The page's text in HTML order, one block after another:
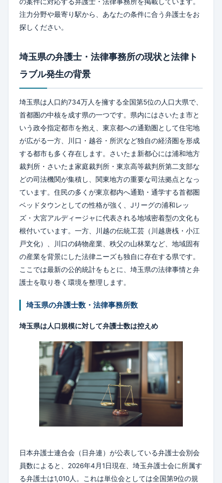
注力分野や最寄り駅から、あなたの条件に合う弁護士をお
探しください。
埼玉県の弁護士・法律事務所の現状と法律ト
ラブル発生の背景
埼玉県は人口約734万人を擁する全国第5位の人口大県で、
首都圏の中核を成す県の一つです。県内にはさいたま市と
いう政令指定都市を抱え、東京都への通勤圏として住宅地
が広がる一方、川口・越谷・所沢など独自の経済圏を形成
する都市も多く存在します。さいたま新都心には浦和地方
裁判所・さいたま家庭裁判所・東京高等裁判所第二支部な
どの司法機関が集積し、関東地方の重要な司法拠点となっ
ています。住民の多くが東京都内へ通勤・通学する首都圏
ベッドタウンとしての性格が強く、Jリーグの浦和レッ
ズ・大宮アルディージャに代表される地域密着型の文化も
根付いています。一方、川越の伝統工芸（川越唐桟・小江
戸文化）、川口の鋳物産業、秩父の山林業など、地域固有
の産業を背景にした法律ニーズも独自に存在する県です。
ここでは最新の公的統計をもとに、埼玉県の法律事情と弁
護士を取り巻く環境を整理します。
埼玉県の弁護士数・法律事務所数
埼玉県は人口規模に対して弁護士数は控えめ
日本弁護士連合会（日弁連）が公表している弁護士会別会
員数によると、2026年4月1日現在、埼玉弁護士会に所属す
る弁護士は1,010人。これは単位会としては全国第9位の規